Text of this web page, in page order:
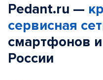
Pedant.ru —
сервисная
смартфонов
России